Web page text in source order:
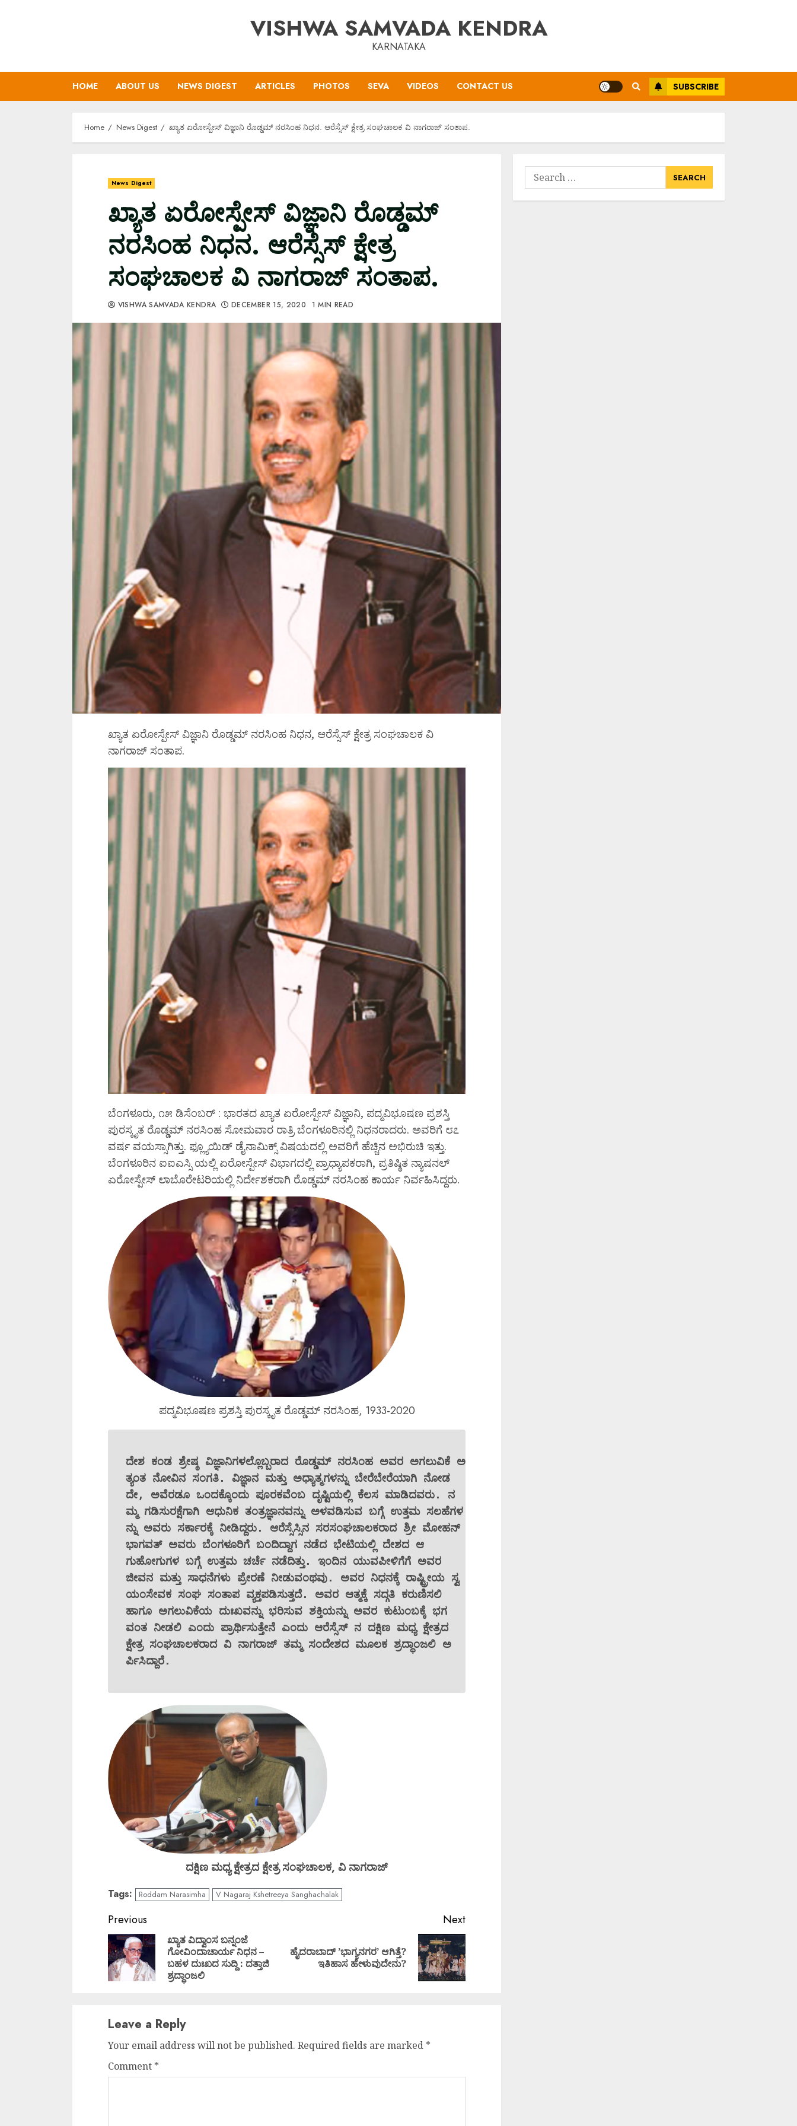
VISHWA SAMVADA KENDRA
KARNATAKA
HOME ABOUT US NEWS DIGEST ARTICLES PHOTOS SEVA VIDEOS CONTACT US SUBSCRIBE
Home News Digest ಖ್ಯಾತ ಏರೋಸ್ಪೇಸ್ ವಿಜ್ಞಾನಿ ರೊಡ್ಡಮ್ ನರಸಿಂಹ ನಿಧನ. ಆರೆಸ್ಸೆಸ್ ಕ್ಷೇತ್ರ ಸಂಘಚಾಲಕ ವಿ ನಾಗರಾಜ್ ಸಂತಾಪ.
News Digest
ಖ್ಯಾತ ಏರೋಸ್ಪೇಸ್ ವಿಜ್ಞಾನಿ ರೊಡ್ಡಮ್
ನರಸಿಂಹ ನಿಧನ. ಆರೆಸ್ಸೆಸ್ ಕ್ಷೇತ್ರ
ಸಂಘಚಾಲಕ ವಿ ನಾಗರಾಜ್ ಸಂತಾಪ.
VISHWA SAMVADA KENDRA DECEMBER 15, 2020 1 MIN READ
ಖ್ಯಾತ ಏರೋಸ್ಪೇಸ್ ವಿಜ್ಞಾನಿ ರೊಡ್ಡಮ್ ನರಸಿಂಹ ನಿಧನ, ಆರೆಸ್ಸೆಸ್ ಕ್ಷೇತ್ರ ಸಂಘಚಾಲಕ ವಿ
ನಾಗರಾಜ್ ಸಂತಾಪ.
ಬೆಂಗಳೂರು, ೧೫ ಡಿಸೆಂಬರ್ : ಭಾರತದ ಖ್ಯಾತ ಏರೋಸ್ಪೇಸ್ ವಿಜ್ಞಾನಿ, ಪದ್ಮವಿಭೂಷಣ ಪ್ರಶಸ್ತಿ
ಪುರಸ್ಕೃತ ರೊಡ್ಡಮ್ ನರಸಿಂಹ ಸೋಮವಾರ ರಾತ್ರಿ ಬೆಂಗಳೂರಿನಲ್ಲಿ ನಿಧನರಾದರು. ಅವರಿಗೆ ೮೭
ವರ್ಷ ವಯಸ್ಸಾಗಿತ್ತು. ಫ್ಲ್ಯೂಯಿಡ್ ಡೈನಾಮಿಕ್ಸ್ ವಿಷಯದಲ್ಲಿ ಅವರಿಗೆ ಹೆಚ್ಚಿನ ಅಭಿರುಚಿ ಇತ್ತು.
ಬೆಂಗಳೂರಿನ ಐಐಎಸ್ಸಿ ಯಲ್ಲಿ ಏರೋಸ್ಪೇಸ್ ವಿಭಾಗದಲ್ಲಿ ಪ್ರಾಧ್ಯಾಪಕರಾಗಿ, ಪ್ರತಿಷ್ಠಿತ ನ್ಯಾಷನಲ್
ಏರೋಸ್ಪೇಸ್ ಲಾಬೊರೇಟರಿಯಲ್ಲಿ ನಿರ್ದೇಶಕರಾಗಿ ರೊಡ್ಡಮ್ ನರಸಿಂಹ ಕಾರ್ಯ ನಿರ್ವಹಿಸಿದ್ದರು.
ಪದ್ಮವಿಭೂಷಣ ಪ್ರಶಸ್ತಿ ಪುರಸ್ಕೃತ ರೊಡ್ಡಮ್ ನರಸಿಂಹ, 1933-2020
ದೇಶ ಕಂಡ ಶ್ರೇಷ್ಠ ವಿಜ್ಞಾನಿಗಳಲ್ಲೊಬ್ಬರಾದ ರೊಡ್ಡಮ್ ನರಸಿಂಹ ಅವರ ಅಗಲುವಿಕೆ ಅ
ತ್ಯಂತ ನೋವಿನ ಸಂಗತಿ. ವಿಜ್ಞಾನ ಮತ್ತು ಅಧ್ಯಾತ್ಮಗಳನ್ನು ಬೇರೆಬೇರೆಯಾಗಿ ನೋಡ
ದೇ, ಅವೆರಡೂ ಒಂದಕ್ಕೊಂದು ಪೂರಕವೆಂಬ ದೃಷ್ಟಿಯಲ್ಲಿ ಕೆಲಸ ಮಾಡಿದವರು. ನ
ಮ್ಮ ಗಡಿಸುರಕ್ಷೆಗಾಗಿ ಆಧುನಿಕ ತಂತ್ರಜ್ಞಾನವನ್ನು ಅಳವಡಿಸುವ ಬಗ್ಗೆ ಉತ್ತಮ ಸಲಹೆಗಳ
ನ್ನು ಅವರು ಸರ್ಕಾರಕ್ಕೆ ನೀಡಿದ್ದರು. ಆರೆಸ್ಸೆಸ್ಸಿನ ಸರಸಂಘಚಾಲಕರಾದ ಶ್ರೀ ಮೋಹನ್
ಭಾಗವತ್ ಅವರು ಬೆಂಗಳೂರಿಗೆ ಬಂದಿದ್ದಾಗ ನಡೆದ ಭೇಟಿಯಲ್ಲಿ ದೇಶದ ಆ
ಗುಹೋಗುಗಳ ಬಗ್ಗೆ ಉತ್ತಮ ಚರ್ಚೆ ನಡೆದಿತ್ತು. ಇಂದಿನ ಯುವಪೀಳಿಗೆಗೆ ಅವರ
ಜೀವನ ಮತ್ತು ಸಾಧನೆಗಳು ಪ್ರೇರಣೆ ನೀಡುವಂಥವು. ಅವರ ನಿಧನಕ್ಕೆ ರಾಷ್ಟ್ರೀಯ ಸ್ವ
ಯಂಸೇವಕ ಸಂಘ ಸಂತಾಪ ವ್ಯಕ್ತಪಡಿಸುತ್ತದೆ. ಅವರ ಆತ್ಮಕ್ಕೆ ಸದ್ಗತಿ ಕರುಣಿಸಲಿ
ಹಾಗೂ ಅಗಲುವಿಕೆಯ ದುಃಖವನ್ನು ಭರಿಸುವ ಶಕ್ತಿಯನ್ನು ಅವರ ಕುಟುಂಬಕ್ಕೆ ಭಗ
ವಂತ ನೀಡಲಿ ಎಂದು ಪ್ರಾರ್ಥಿಸುತ್ತೇನೆ ಎಂದು ಆರೆಸ್ಸೆಸ್ ನ ದಕ್ಷಿಣ ಮಧ್ಯ ಕ್ಷೇತ್ರದ
ಕ್ಷೇತ್ರ ಸಂಘಚಾಲಕರಾದ ವಿ ನಾಗರಾಜ್ ತಮ್ಮ ಸಂದೇಶದ ಮೂಲಕ ಶ್ರದ್ಧಾಂಜಲಿ ಅ
ರ್ಪಿಸಿದ್ದಾರೆ.
ದಕ್ಷಿಣ ಮಧ್ಯ ಕ್ಷೇತ್ರದ ಕ್ಷೇತ್ರ ಸಂಘಚಾಲಕ, ವಿ ನಾಗರಾಜ್
Tags: Roddam Narasimha V Nagaraj Kshetreeya Sanghachalak
Continue
Reading
Previous
Previous
ಖ್ಯಾತ ವಿದ್ವಾಂಸ ಬನ್ನಂಜೆ
ಗೋವಿಂದಾಚಾರ್ಯ ನಿಧನ –
ಬಹಳ ದುಃಖದ ಸುದ್ದಿ : ದತ್ತಾಜಿ
ಶ್ರದ್ಧಾಂಜಲಿ
Next
Next
ಹೈದರಾಬಾದ್ ’ಭಾಗ್ಯನಗರ’ ಆಗಿತ್ತೆ?
ಇತಿಹಾಸ ಹೇಳುವುದೇನು?
Leave a Reply
Your email address will not be published. Required fields are marked *
Comment *
Search
for: